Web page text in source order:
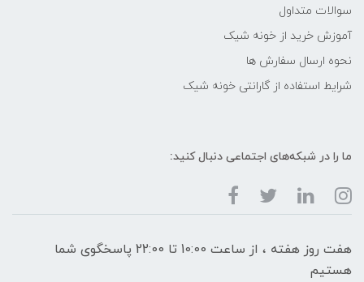
سوالات متداول
آموزش خرید از خونه شیک
نحوه ارسال سفارش ها
شرایط استفاده از گارانتی خونه شیک
ما را در شبکه‌های اجتماعی دنبال کنید:
هفت روز هفته ، از ساعت 10:00 تا 22:00 پاسخگوی شما
هستیم